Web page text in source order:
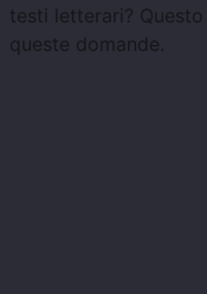
testi letterari? Questo
queste domande.